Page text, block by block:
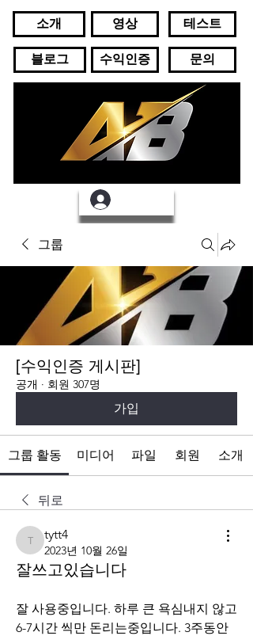
소개 영상
수익인증
테스트
문의
블로그
그룹
[수익인증 게시판]
공개 · 회원 307명
가입
그룹 활동 미디어 파일 회원 소개
뒤로
tytt4
tytt4
2023년 10월 26일
잘쓰고있습니다
잘 사용중입니다. 하루 큰 욕심내지 않고
6-7시간 씩만 돈리는중입니다. 3주동안